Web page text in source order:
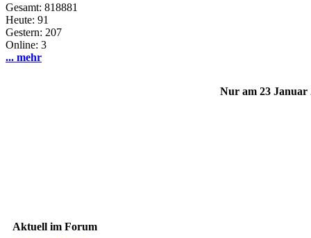
Gesamt: 818881
Heute: 91
Gestern: 207
Online: 3
... mehr
Nur am 23 Januar
Aktuell im Forum